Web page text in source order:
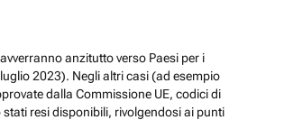
anzitutto verso Paesi per i
2023). Negli altri casi (ad esempio
dalla Commissione UE, codici di
resi disponibili, rivolgendosi ai punti